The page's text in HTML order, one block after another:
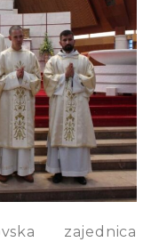
zajednica